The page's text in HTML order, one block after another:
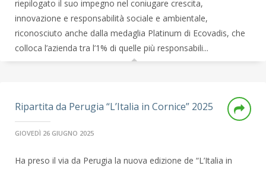
riepilogato il suo impegno nel coniugare crescita,
innovazione e responsabilità sociale e ambientale,
riconosciuto anche dalla medaglia Platinum di Ecovadis, che
colloca l’azienda tra l’1% di quelle più responsabili...
Ripartita da Perugia “L’Italia in Cornice” 2025
GIOVEDÌ 26 GIUGNO 2025
Ha preso il via da Perugia la nuova edizione de “L’Italia in